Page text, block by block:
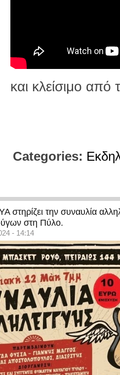
και κλείσιμο από
Categories:
την συναυλία
στη Πύλο.
- 14:14